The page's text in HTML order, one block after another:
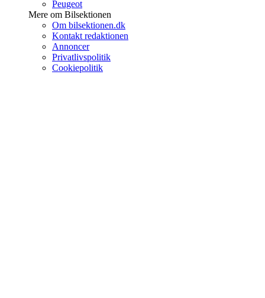
Peugeot
Mere om Bilsektionen
Om bilsektionen.dk
Kontakt redaktionen
Annoncer
Privatlivspolitik
Cookiepolitik